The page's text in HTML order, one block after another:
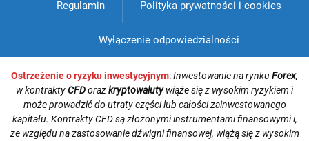
Regulamin Polityka prywatności i cookies
Wyłączenie odpowiedzialności
Ostrzeżenie o ryzyku inwestycyjnym:Inwestowanie na rynkuForex,
w kontraktyCFDorazkryptowalutywiąże się z wysokim ryzykiem i
może prowadzić do utraty części lub całości zainwestowanego
kapitału. Kontrakty CFD są złożonymi instrumentami finansowymi i,
ze względu na zastosowanie dźwigni finansowej, wiążą się z wysokim